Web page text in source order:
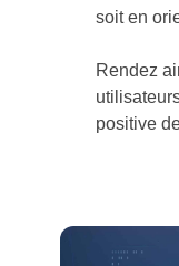
soit en
Rendez
positive